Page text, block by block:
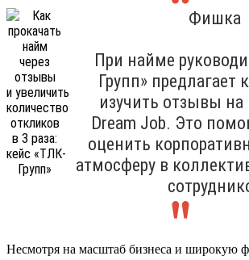
Фишка
При найме
Групп» предлагает
изучить отзывы
Dream Job. Это
оценить
атмосферу в
Несмотря на масштаб бизнеса и широкую